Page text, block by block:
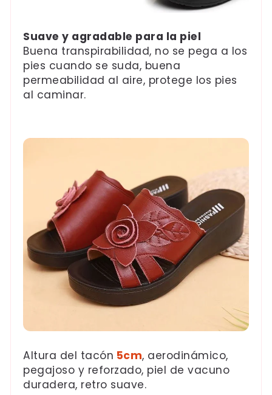
Suave y agradable para la piel
Buena transpirabilidad, no se pega a los
pies cuando se suda, buena
permeabilidad al aire, protege los pies
al caminar.
Altura del tacón 5cm, aerodinámico,
pegajoso y reforzado, piel de vacuno
duradera, retro suave.